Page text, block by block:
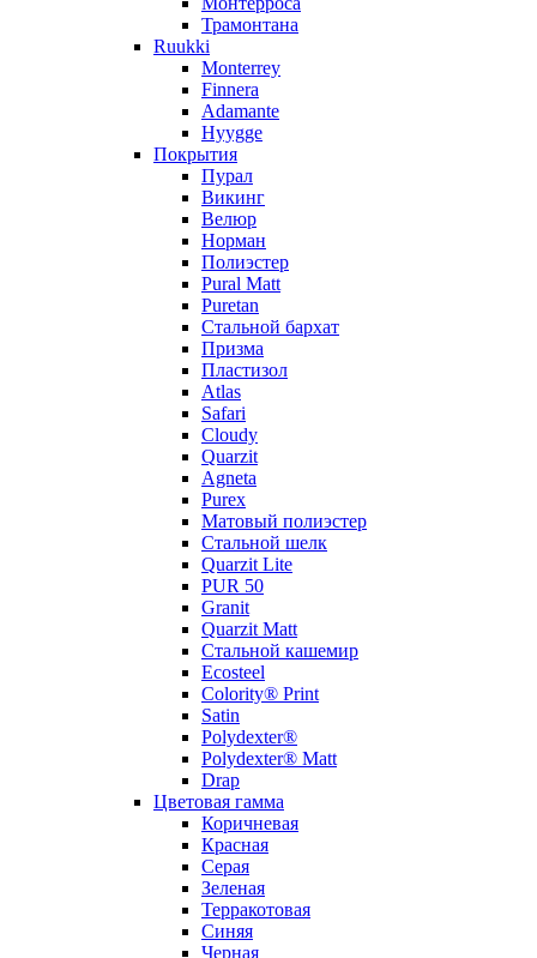
Трамонтана
Ruukki
Monterrey
Finnera
Adamante
Hyygge
Покрытия
Пурал
Викинг
Велюр
Норман
Полиэстер
Pural Matt
Puretan
Стальной бархат
Призма
Пластизол
Atlas
Safari
Cloudy
Quarzit
Agneta
Purex
Матовый полиэстер
Стальной шелк
Quarzit Lite
PUR 50
Granit
Quarzit Matt
Стальной кашемир
Ecosteel
Colority® Print
Satin
Polydexter®
Polydexter® Matt
Drap
Цветовая гамма
Коричневая
Красная
Серая
Зеленая
Терракотовая
Синяя
Черная